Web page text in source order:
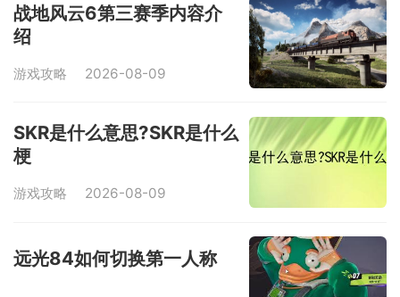
战地风云6第三赛季内容介
绍
游戏攻略 2026-08-09
SKR是什么意思?SKR是什么
梗
游戏攻略 2026-08-09
远光84如何切换第一人称